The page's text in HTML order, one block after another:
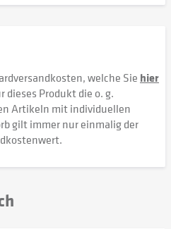
welche Sie hier
Produkt die o. g.
Artikeln mit individuellen
gilt immer nur einmalig der